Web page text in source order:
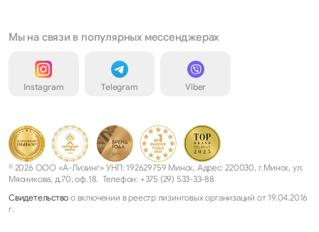
Мы на связи в популярных мессенджерах
Instagram Telegram Viber
© 2026 ООО «А-Лизинг» УНП: 192629759 Минск, Адрес: 220030, г.Минск, ул.
Мясникова, д.70, оф.18. Телефон: +375 (29) 533-33-88
Свидетельство о включении в реестр лизинговых организаций от 19.04.2016
г.